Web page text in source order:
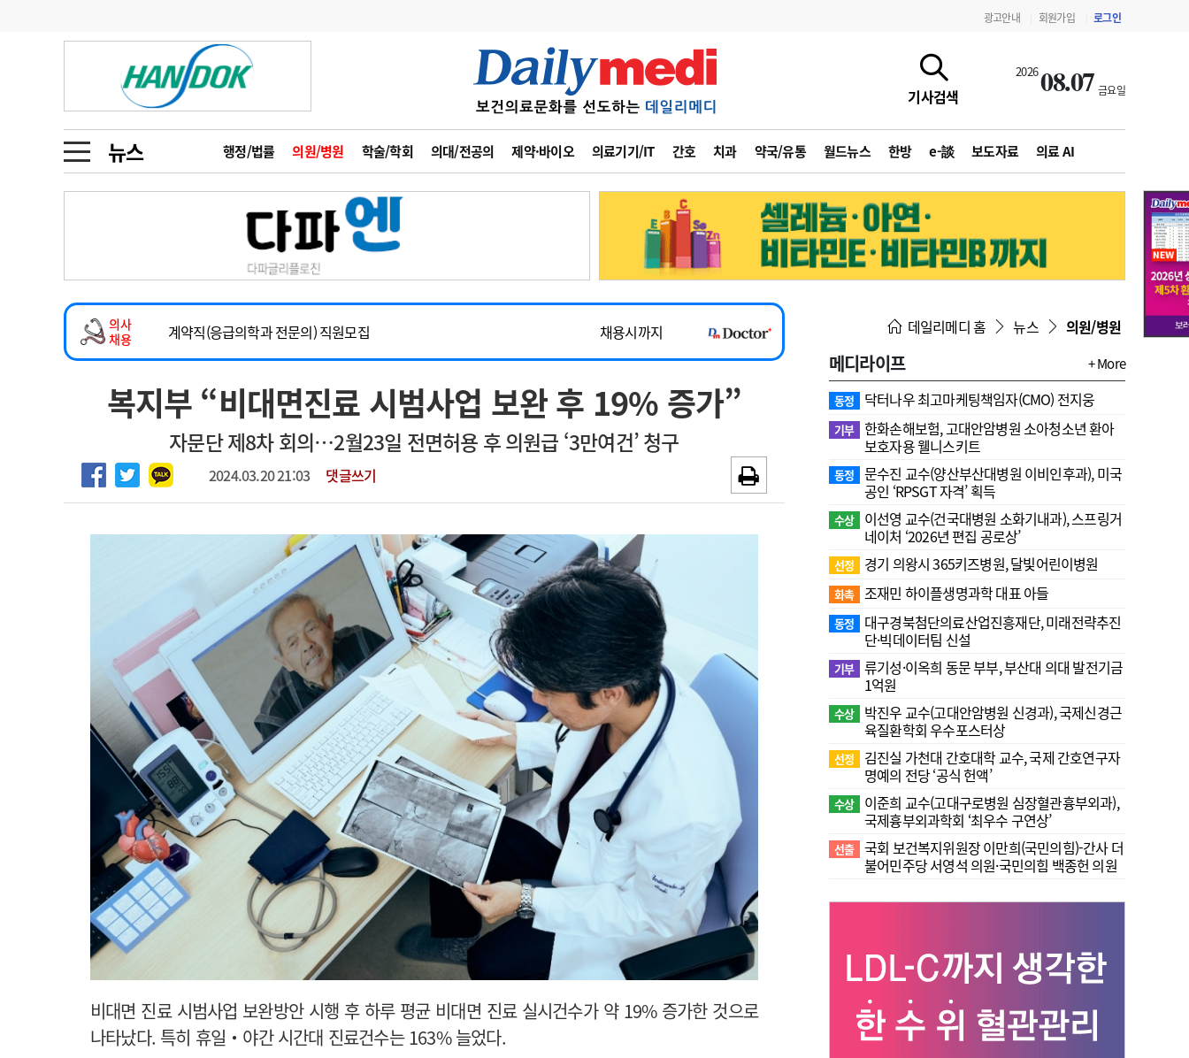
광고안내 회원가입 로그인
기사검색
202608.07 금요일
뉴스 행정/법률 의원/병원 학술/학회 의대/전공의 제약·바이오 의료기기/IT 간호 치과 약국/유통 월드뉴스 한방 e-談 보도자료 의료 AI
금주의 검색어
1
의사인력 수급 추계
2
성분명 처방
3
AI의료
4
전공의 모집 결과
6
관리급여 실시
지필공 지원책
수련환경 개선
의과대학 입시
인사 사고
오피니언 수첩
인물 초대석 피플
동영상뉴스
포토뉴스
메디 Hospital 지역병원 중소병원
인포메이션 행정처분 판례 정책/통계 공시 지침·기준·평가 약제급여 심사 결과
고객센터 회사소개 법적고지 광고안내
의사
채용
2026년 하반기 인턴 모집
~2026-08-31
마취통증의학과 임기제 임상의사 채용
채용시까지
계약직(응급의학과 전문의) 직원모집
채용시까지
하반기 전공의(레지던트1년차) 모집
~2026-08-15
2026년 하반기 인턴 모집
~2026-08-31
마취통증의학과 임기제 임상의사 채용
채용시까지
복지부 “비대면진료 시범사업 보완 후 19% 증가”
자문단 제8차 회의…2월23일 전면허용 후 의원급 ‘3만여건’ 청구
2024.03.20 21:03 댓글쓰기
비대면 진료 시범사업 보완방안 시행 후 하루 평균 비대면 진료 실시건수가 약 19% 증가한 것으로
나타났다. 특히 휴일‧야간 시간대 진료건수는 163% 늘었다.
데일리메디 홈 뉴스 의원/병원
메디라이프 + More
동정 닥터나우 최고마케팅책임자(CMO) 전지웅
기부 한화손해보험, 고대안암병원 소아청소년 환아
보호자용 웰니스키트
동정
문수진 교수( 양산부산대병원 이비인후과), 미국
공인 ‘RPSGT 자격’ 획득
수상
이선영 교수(건국대병원 소화기내과), 스프링거
네이처 ‘2026년 편집 공로상’
선정 경기 의왕시 365키즈병원, 달빛어린이병원
화촉 조재민 하이플생명과학 대표 아들
동정
대구경북첨단의료산업진흥재단, 미래전략추진
단·빅데이터팀 신설
기부 류기성·이옥희 동문 부부, 부산대 의대 발전기금
1억원
수상
박진우 교수(고대안암병원 신경과), 국제신경근
육질환학회 우수포스터상
선정
김진실 가천대 간호대학 교수, 국제 간호연구자
명예의 전당 ‘공식 헌액’
수상
이준희 교수(고대구로병원 심장혈관흉부외과),
국제흉부외과학회 ‘최우수 구연상’
선출 국회 보건복지위원장 이만희(국민의힘)-간사 더
불어민주당 서영석 의원·국민의힘 백종헌 의원